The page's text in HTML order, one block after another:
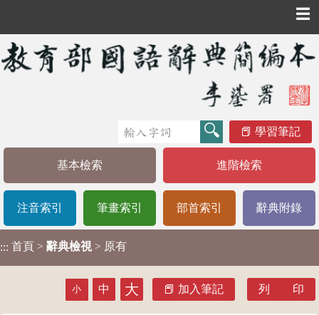
☰
學習筆記
基本檢索 進階檢索
注音索引 筆畫索引 部首索引 辭典附錄
::: 首頁 > 辭典檢視 > 原有
小 中 大 加入筆記 列 印